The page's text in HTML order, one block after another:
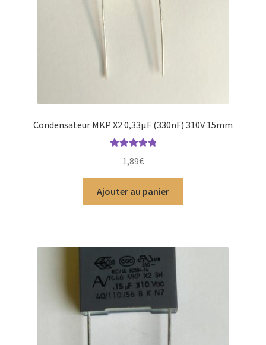
Condensateur MKP X2 0,33µF (330nF) 310V 15mm
1,89€
Ajouter au panier